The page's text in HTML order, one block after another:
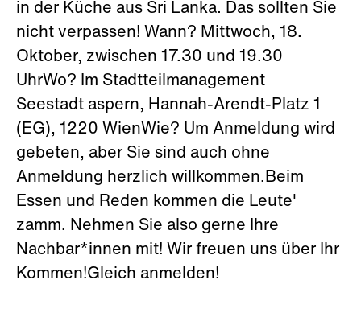
in der Küche aus Sri Lanka. Das sollten Sie
nicht verpassen! Wann? Mittwoch, 18.
Oktober, zwischen 17.30 und 19.30
UhrWo? Im Stadtteilmanagement
Seestadt aspern, Hannah-Arendt-Platz 1
(EG), 1220 WienWie? Um Anmeldung wird
gebeten, aber Sie sind auch ohne
Anmeldung herzlich willkommen.Beim
Essen und Reden kommen die Leute'
zamm. Nehmen Sie also gerne Ihre
Nachbar*innen mit! Wir freuen uns über Ihr
Kommen!Gleich anmelden!